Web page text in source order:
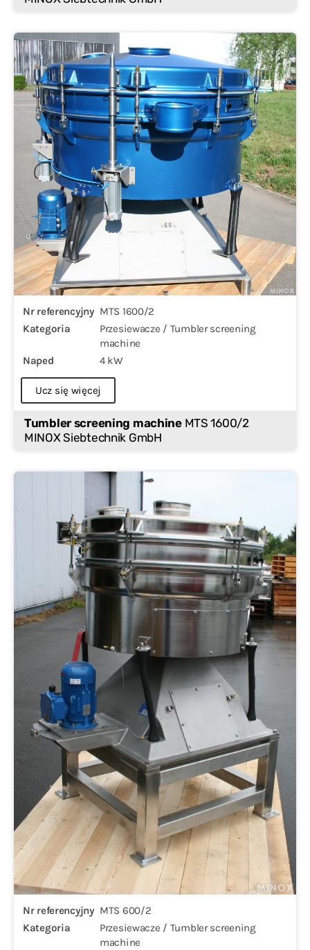
Nr referencyjny MTS 1600/2
Kategoria
Przesiewacze / Tumbler screening
machine
Naped
4 kW
Ucz się więcej
Tumbler screening machineMTS 1600/2
MINOX Siebtechnik GmbH
Nr referencyjny MTS 600/2
Kategoria
Przesiewacze / Tumbler screening
machine